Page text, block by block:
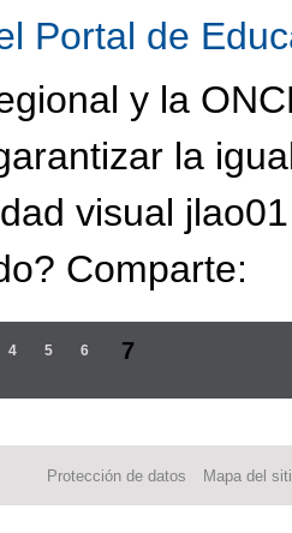
Portal de
y la
la
visual
Comparte:
4 5 6 7
Protección de datos Mapa del